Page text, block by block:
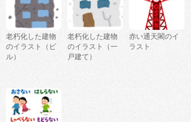
老朽化した建物
のイラスト（ビ
ル）
老朽化した建物
のイラスト（一
戸建て）
赤い通天閣のイ
ラスト